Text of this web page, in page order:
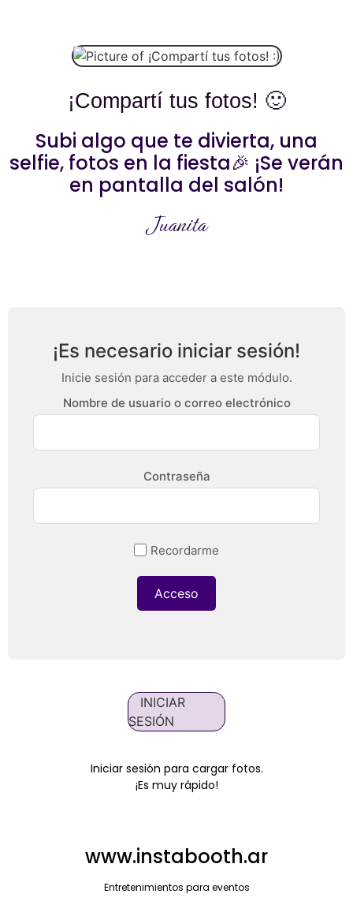
¡Compartí tus fotos! 🙂
Subi algo que te divierta, una
selfie, fotos en la fiesta🎉 ¡Se verán
en pantalla del salón!
Juanita
¡Es necesario iniciar sesión!
Inicie sesión para acceder a este módulo.
Nombre de usuario o correo electrónico
Contraseña
Recordarme
INICIAR
SESIÓN
Iniciar sesión para cargar fotos.
¡Es muy rápido!
www.instabooth.ar
Entretenimientos para eventos